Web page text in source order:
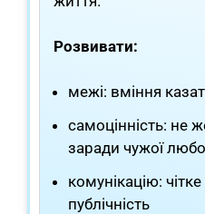
Розвивати:
межі: вміння
самоцінність: не
заради чужої
комунікацію:
публічність